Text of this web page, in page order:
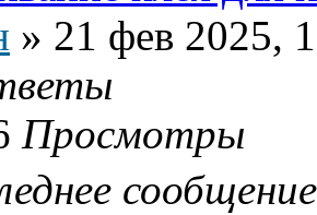
» 21 фев 2025,
Просмотры